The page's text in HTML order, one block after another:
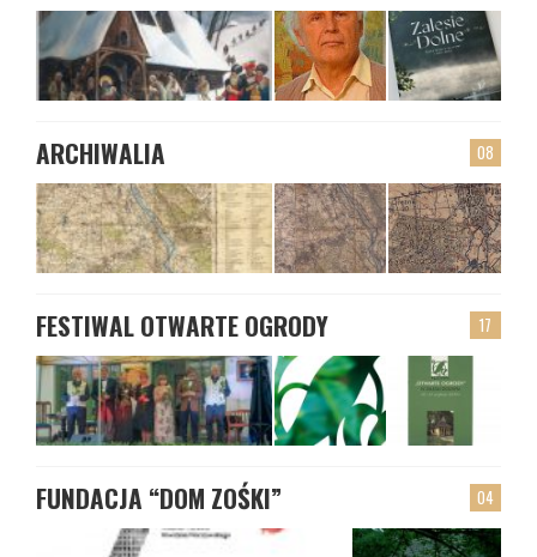
08
ARCHIWALIA
17
FESTIWAL OTWARTE OGRODY
04
FUNDACJA “DOM ZOŚKI”